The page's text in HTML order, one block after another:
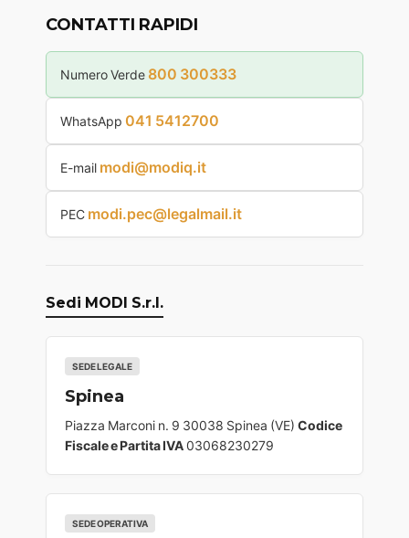
CONTATTI RAPIDI
Numero Verde 800 300333
WhatsApp 041 5412700
E-mail modi@modiq.it
PEC modi.pec@legalmail.it
Sedi MODI S.r.l.
SEDE LEGALE
Spinea
Piazza Marconi n. 9 30038 Spinea (VE) Codice
Fiscale e Partita IVA03068230279
SEDE OPERATIVA